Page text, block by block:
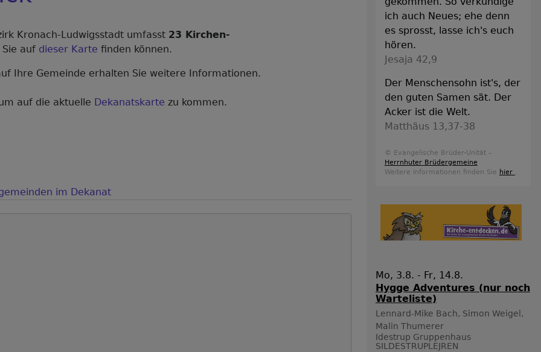
Kronach-Ludwigsstadt umfasst 23 Kirchen-
Sie auf dieser Karte finden können.
Ihre Gemeinde erhalten Sie weitere Informationen.
auf die aktuelle Dekanatskarte zu kommen.
im Dekanat
ich auch Neues; ehe denn
es sprosst, lasse ich's euch
hören.
Jesaja 42,9
Der Menschensohn ist's, der
den guten Samen sät. Der
Acker ist die Welt.
Matthäus 13,37-38
© Evangelische Brüder-Unität –
Herrnhuter Brüdergemeine
Weitere Informationen finden Sie hier .
Mo, 3.8. - Fr, 14.8.
Hygge Adventures (nur noch
Warteliste)
Lennard-Mike Bach, Simon Weigel,
Malin Thumerer
Idestrup Gruppenhaus
SILDESTRUPLEJREN